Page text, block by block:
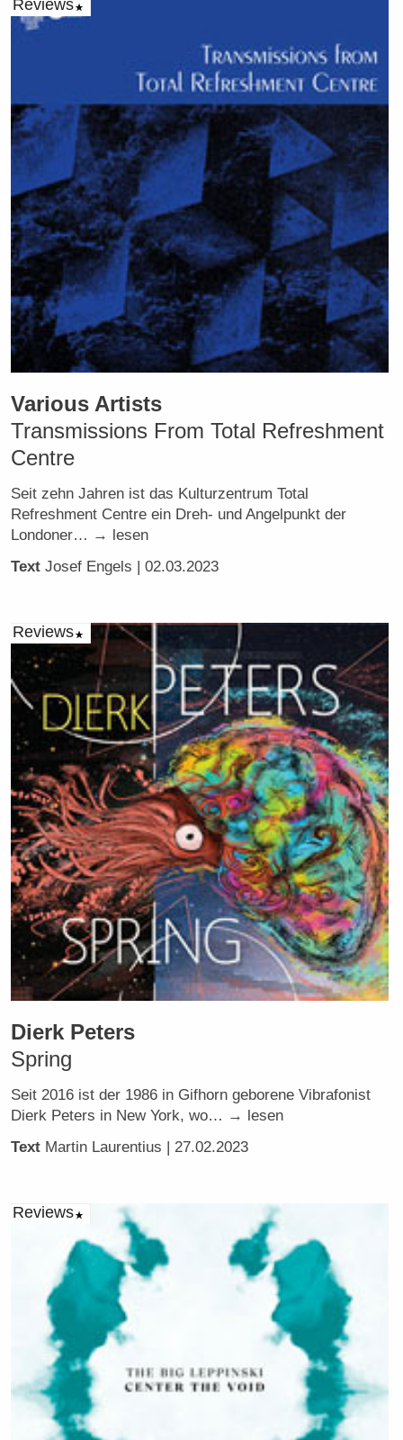
Reviews
Various Artists
Transmissions From Total Refreshment
Centre
Seit zehn Jahren ist das Kulturzentrum Total
Refreshment Centre ein Dreh- und Angelpunkt der
Londoner… → lesen
Text Josef Engels | 02.03.2023
Reviews
Dierk Peters
Spring
Seit 2016 ist der 1986 in Gifhorn geborene Vibrafonist
Dierk Peters in New York, wo… → lesen
Text Martin Laurentius | 27.02.2023
Reviews